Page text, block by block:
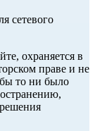
сетевого
охраняется в
праве и не
то ни было